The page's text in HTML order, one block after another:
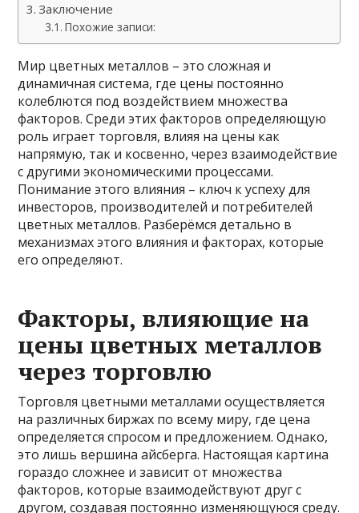
Заключение
Похожие записи:
Мир цветных металлов – это сложная и
динамичная система, где цены постоянно
колеблются под воздействием множества
факторов. Среди этих факторов определяющую
роль играет торговля, влияя на цены как
напрямую, так и косвенно, через взаимодействие
с другими экономическими процессами.
Понимание этого влияния – ключ к успеху для
инвесторов, производителей и потребителей
цветных металлов. Разберёмся детально в
механизмах этого влияния и факторах, которые
его определяют.
Факторы, влияющие на
цены цветных металлов
через торговлю
Торговля цветными металлами осуществляется
на различных биржах по всему миру, где цена
определяется спросом и предложением. Однако,
это лишь вершина айсберга. Настоящая картина
гораздо сложнее и зависит от множества
факторов, которые взаимодействуют друг с
другом, создавая постоянно изменяющуюся среду.